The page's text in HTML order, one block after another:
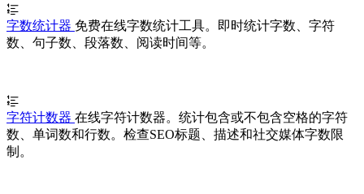
字数统计器 免费在线字数统计工具。即时统计字数、字符
数、句子数、段落数、阅读时间等。
字符计数器 在线字符计数器。统计包含或不包含空格的字符
数、单词数和行数。检查SEO标题、描述和社交媒体字数限
制。